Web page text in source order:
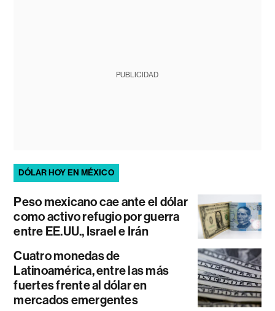
PUBLICIDAD
DÓLAR HOY EN MÉXICO
Peso mexicano cae ante el dólar
como activo refugio por guerra
entre EE.UU., Israel e Irán
Cuatro monedas de
Latinoamérica, entre las más
fuertes frente al dólar en
mercados emergentes